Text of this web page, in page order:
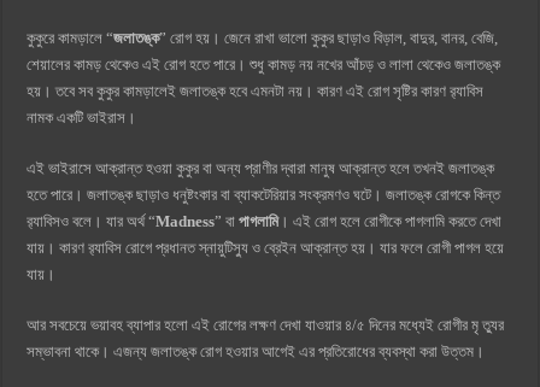
কুকুরে কামড়ালে “জলাতঙ্ক” রোগ হয়। জেনে রাখা ভালো কুকুর ছাড়াও বিড়াল, বাদুর, বানর, বেজি,
শেয়ালের কামড় থেকেও এই রোগ হতে পারে। শুধু কামড় নয় নখের আঁচড় ও লালা থেকেও জলাতঙ্ক
হয়। তবে সব কুকুর কামড়ালেই জলাতঙ্ক হবে এমনটা নয়। কারণ এই রোগ সৃষ্টির কারণ র‍্যাবিস
নামক একটি ভাইরাস।
এই ভাইরাসে আক্রান্ত হওয়া কুকুর বা অন্য প্রাণীর দ্বারা মানুষ আক্রান্ত হলে তখনই জলাতঙ্ক
হতে পারে। জলাতঙ্ক ছাড়াও ধনুষ্টংকার বা ব্যাকটেরিয়ার সংক্রমণও ঘটে। জলাতঙ্ক রোগকে কিন্ত
র‍্যাবিসও বলে। যার অর্থ “Madness” বাপাগলামি। এই রোগ হলে রোগীকে পাগলামি করতে দেখা
যায়। কারণ র‍্যাবিস রোগে প্রধানত স্নায়ুটিস্যু ও ব্রেইন আক্রান্ত হয়। যার ফলে রোগী পাগল হয়ে
যায়।
আর সবচেয়ে ভয়াবহ ব্যাপার হলো এই রোগের লক্ষণ দেখা যাওয়ার ৪/৫ দিনের মধ্যেই রোগীর মৃ ত্যুর
সম্ভাবনা থাকে। এজন্য জলাতঙ্ক রোগ হওয়ার আগেই এর প্রতিরোধের ব্যবস্থা করা উত্তম।